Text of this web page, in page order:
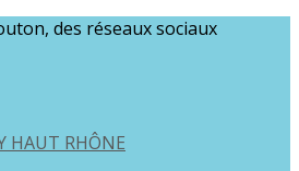
des réseaux sociaux